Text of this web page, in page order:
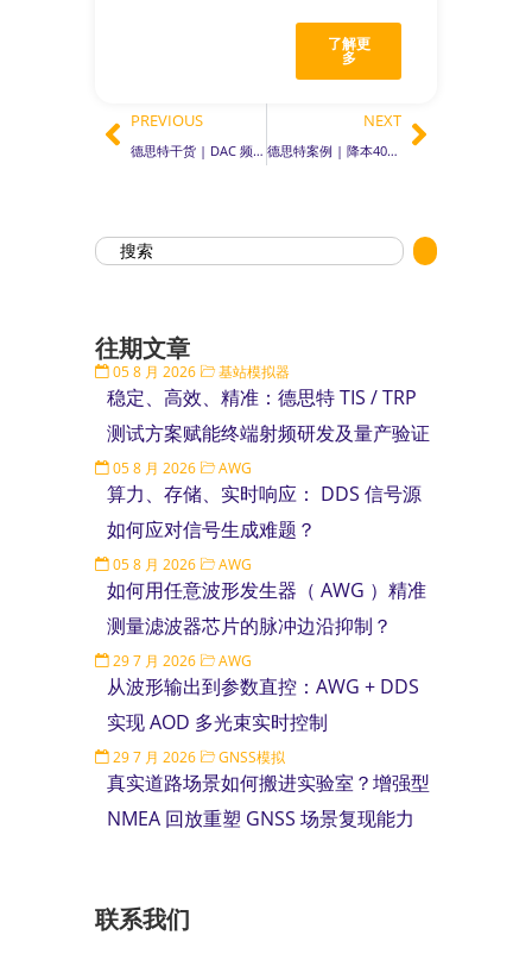
了解更
多
PREVIOUS
德思特干货 | DAC 频率响应特性解析：从sinc函数衰减到补偿技术
NEXT
德思特案例 | 降本40%，破局焊接监测！德思特国产配件组实现1000A电流毫秒采集
往期文章
05 8 月 2026 基站模拟器
稳定、高效、精准：德思特 TIS / TRP
测试方案赋能终端射频研发及量产验证
05 8 月 2026 AWG
算力、存储、实时响应： DDS 信号源
如何应对信号生成难题？
05 8 月 2026 AWG
如何用任意波形发生器（ AWG ）精准
测量滤波器芯片的脉冲边沿抑制？
29 7 月 2026 AWG
从波形输出到参数直控：AWG + DDS
实现 AOD 多光束实时控制
29 7 月 2026 GNSS模拟
真实道路场景如何搬进实验室？增强型
NMEA 回放重塑 GNSS 场景复现能力
联系我们